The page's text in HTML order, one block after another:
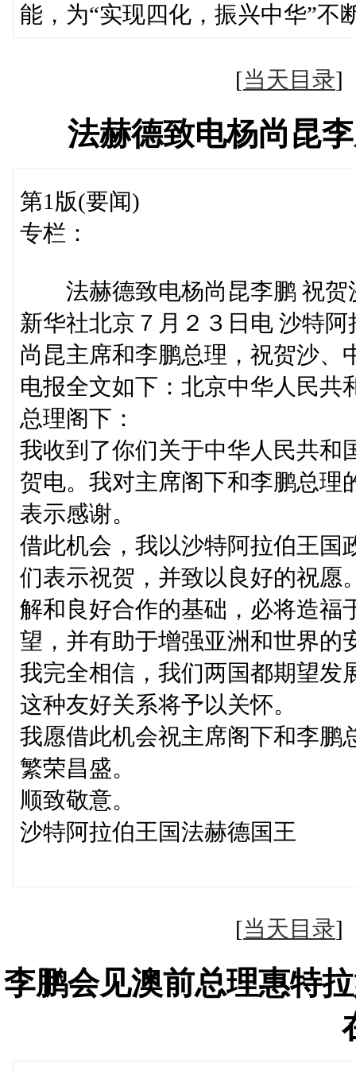
能，为“实现四化，振兴中华”不
[当天目录
法赫德致电杨尚昆
第1版(要闻)
专栏：
法赫德致电杨尚昆李鹏 祝贺
新华社北京７月２３日电 沙特
尚昆主席和李鹏总理，祝贺沙、
电报全文如下：北京中华人民共
总理阁下：
我收到了你们关于中华人民共和
贺电。我对主席阁下和李鹏总理
表示感谢。
借此机会，我以沙特阿拉伯王国
们表示祝贺，并致以良好的祝愿
解和良好合作的基础，必将造福
望，并有助于增强亚洲和世界的
我完全相信，我们两国都期望发
这种友好关系将予以关怀。
我愿借此机会祝主席阁下和李鹏
繁荣昌盛。
顺致敬意。
沙特阿拉伯王国法赫德国王
[当天目录
李鹏会见澳前总理惠特